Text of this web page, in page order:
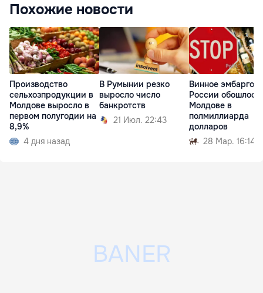
Похожие новости
Производство
сельхозпродукции в
Молдове выросло в
первом полугодии на
8,9%
4 дня назад
В Румынии резко
выросло число
банкротств
21 Июл. 22:43
Винное эмбарго
России обошлось
Молдове в
полмиллиарда
долларов
28 Мар. 16:14